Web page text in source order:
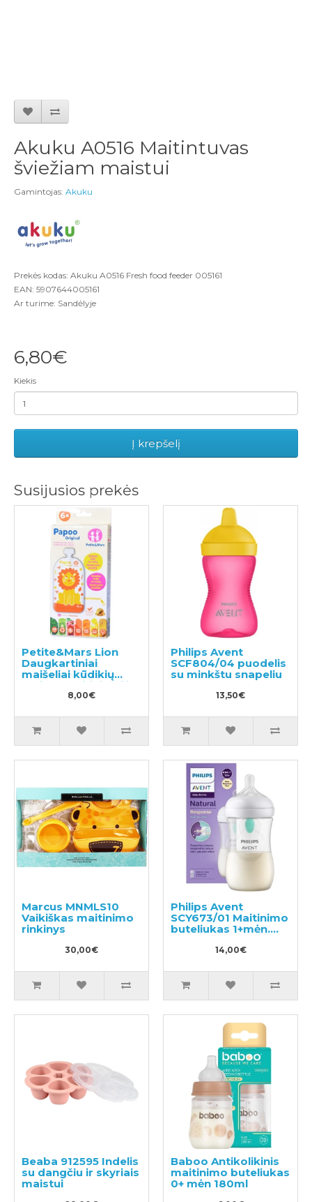
Akuku A0516 Maitintuvas
šviežiam maistui
Gamintojas: Akuku
Prekės kodas: Akuku A0516 Fresh food feeder 005161
EAN: 5907644005161
Ar turime: Sandėlyje
6,80€
Kiekis
Į krepšelį
Susijusios prekės
Petite&Mars Lion
Daugkartiniai
maišeliai kūdikių
maisto maitinimui ir
saugojimui 6vnt
8,00€
Philips Avent
SCF804/04 puodelis
su minkštu snapeliu
13,50€
Marcus MNMLS10
Vaikiškas maitinimo
rinkinys
30,00€
Philips Avent
SCY673/01 Maitinimo
buteliukas 1+mėn.
14,00€
Beaba 912595 Indelis
su dangčiu ir skyriais
maistui
Baboo Antikolikinis
maitinimo buteliukas
0+ mėn 180ml